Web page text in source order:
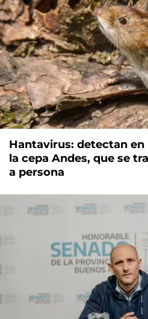
Hantavirus: detectan en
la cepa Andes, que se
a persona